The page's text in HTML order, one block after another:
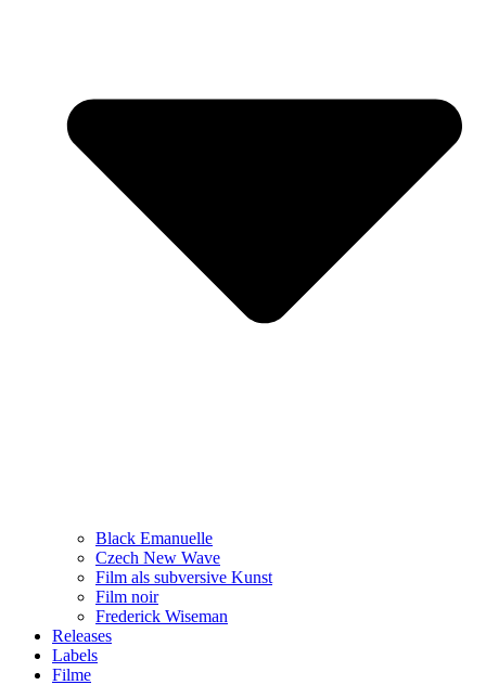
Black Emanuelle
Czech New Wave
Film als subversive Kunst
Film noir
Frederick Wiseman
Releases
Labels
Filme